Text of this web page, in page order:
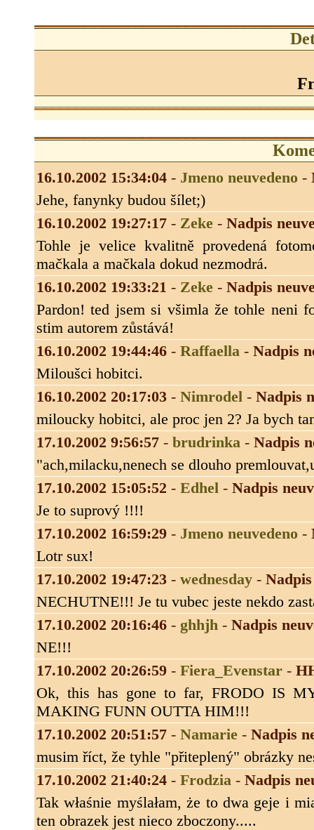
16.10.2002 15:34:04 - Jmeno neuvedeno -
Jehe, fanynky budou šílet;)
16.10.2002 19:27:17 - Zeke - Nadpis
Tohle je velice kvalitně provedená
mačkala a mačkala dokud nezmodrá.
16.10.2002 19:33:21 - Zeke - Nadpis
Pardon! ted jsem si všimla že tohle neni
stim autorem zůstává!
16.10.2002 19:44:46 - Raffaella - Nadpis
Miloušci hobitci.
16.10.2002 20:17:03 - Nimrodel - Nadpis
miloucky hobitci, ale proc jen 2? Ja bych
17.10.2002 9:56:57 - brudrinka - Nadpis
"ach,milacku,nenech se dlouho
17.10.2002 15:05:52 - Edhel - Nadpis
Je to suprový !!!!
17.10.2002 16:59:29 - Jmeno neuvedeno -
Lotr sux!
17.10.2002 19:47:23 - wednesday -
NECHUTNE!!! Je tu vubec jeste nekdo
17.10.2002 20:16:46 - ghhjh - Nadpis
NE!!!
17.10.2002 20:26:59 - Fiera_Evenstar -
Ok, this has gone to far, FRODO IS
MAKING FUNN OUTTA HIM!!!
17.10.2002 20:51:57 - Namarie - Nadpis
musim říct, že tyhle "přiteplený" obrázky
17.10.2002 21:40:24 - Frodzia - Nadpis
Tak właśnie myślałam, że to dwa geje i
ten obrazek jest nieco zboczony.....